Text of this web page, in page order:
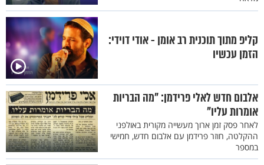
קליפ מתוך תוכנית רב אומן - אודי דוידי:
הזמן עכשיו
אלבום חדש לאלי פרידמן: "מה הבריות
אומרות עליו"
לאחר פסק זמן ארוך מעשייה מקורית באולפני
ההקלטה, חוזר פרידמן עם אלבום חדש, חמישי
במספר